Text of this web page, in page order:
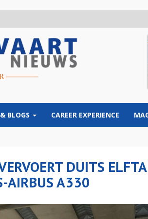
BLOGS CAREER EXPERIENCE
DUITS
AIRBUS A330